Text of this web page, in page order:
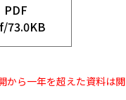
PDF
73.0KB
から一年を超えた資料は閲